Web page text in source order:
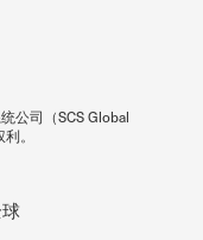
公司（SCS Global
。